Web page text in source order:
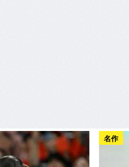
名作